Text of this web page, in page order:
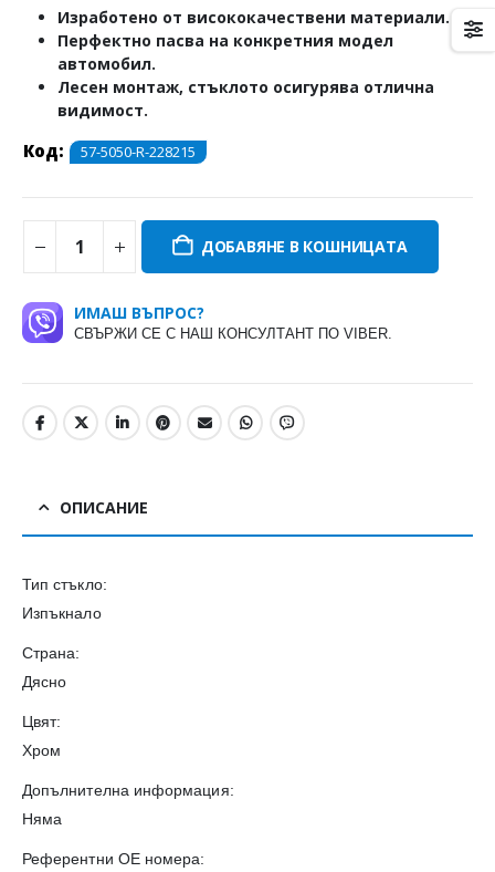
Изработено от висококачествени материали.
Перфектно пасва на конкретния модел
автомобил.
Лесен монтаж, стъклото осигурява отлична
видимост.
Код: 57-5050-R-228215
ДОБАВЯНЕ В КОШНИЦАТА
ИМАШ ВЪПРОС?
СВЪРЖИ СЕ С НАШ КОНСУЛТАНТ ПО VIBER.
ОПИСАНИЕ
Тип стъкло:
Изпъкнало
Страна:
Дясно
Цвят:
Хром
Допълнителна информация:
Няма
Референтни OE номера: